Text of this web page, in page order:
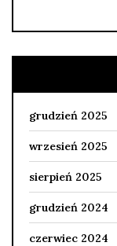
grudzień 2025
wrzesień 2025
sierpień 2025
grudzień 2024
czerwiec 2024